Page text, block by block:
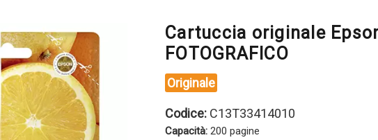
Cartuccia originale
FOTOGRAFICO
Originale
Codice: C13T33414010
Capacità: 200 pagine